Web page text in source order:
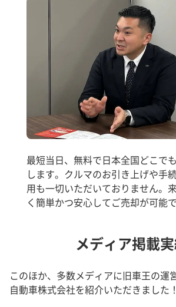
最短当日、無料で日本全国どこで
します。クルマのお引き上げや手
用も一切いただいておりません。
く簡単かつ安心してご売却が可能で
メディア掲載
このほか、多数メディアに旧車王の運
自動車株式会社を紹介いただきました！